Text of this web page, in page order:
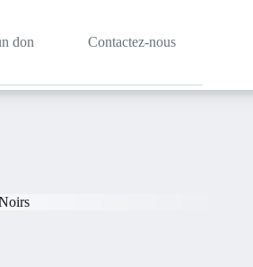
don Contactez-nous